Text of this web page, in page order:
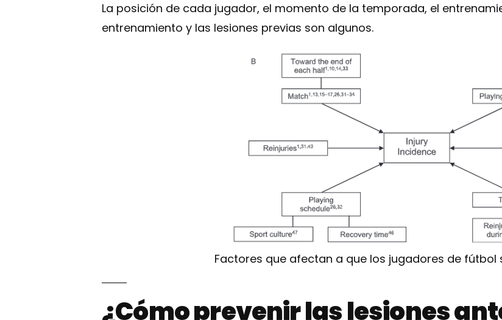
La posición de cada jugador, el momento de la temporada, el
entrenamiento y las lesiones previas son algunos.
Factores que afectan a que los jugadores de fútbol
¿Cómo prevenir las lesiones